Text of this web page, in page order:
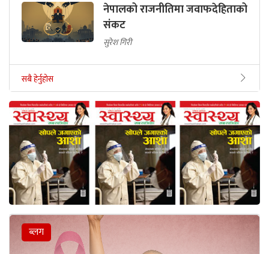
नेपालको राजनीतिमा जवाफदेहिताको
संकट
सुरेश गिरी
सबै हेर्नुहोस
ब्लग